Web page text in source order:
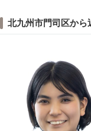
北九州市門司区から